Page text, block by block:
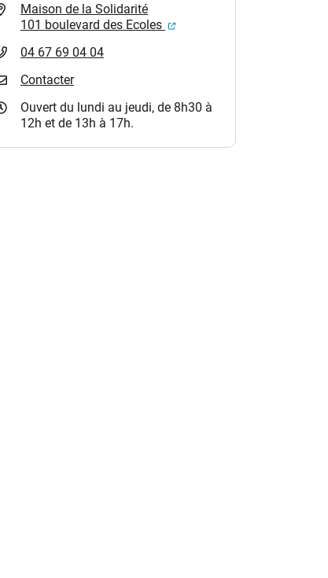
Maison de la Solidarité
101 boulevard des Ecoles
(ouverture dans un nouvel
04 67 69 04 04
Contacter
Ouvert du lundi au jeudi, de 8h30 à
12h et de 13h à 17h.